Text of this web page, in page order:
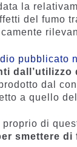
la
del fumo
pubblicato
dall’utilizzo
dal
a quello
proprio di
smettere di